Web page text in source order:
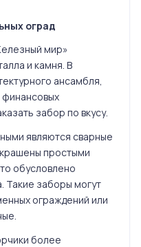
оград
мир»
и камня. В
ансамбля,
финансовых
забор по вкусу.
являются сварные
простыми
обусловлено
Такие заборы могут
ограждений или
более